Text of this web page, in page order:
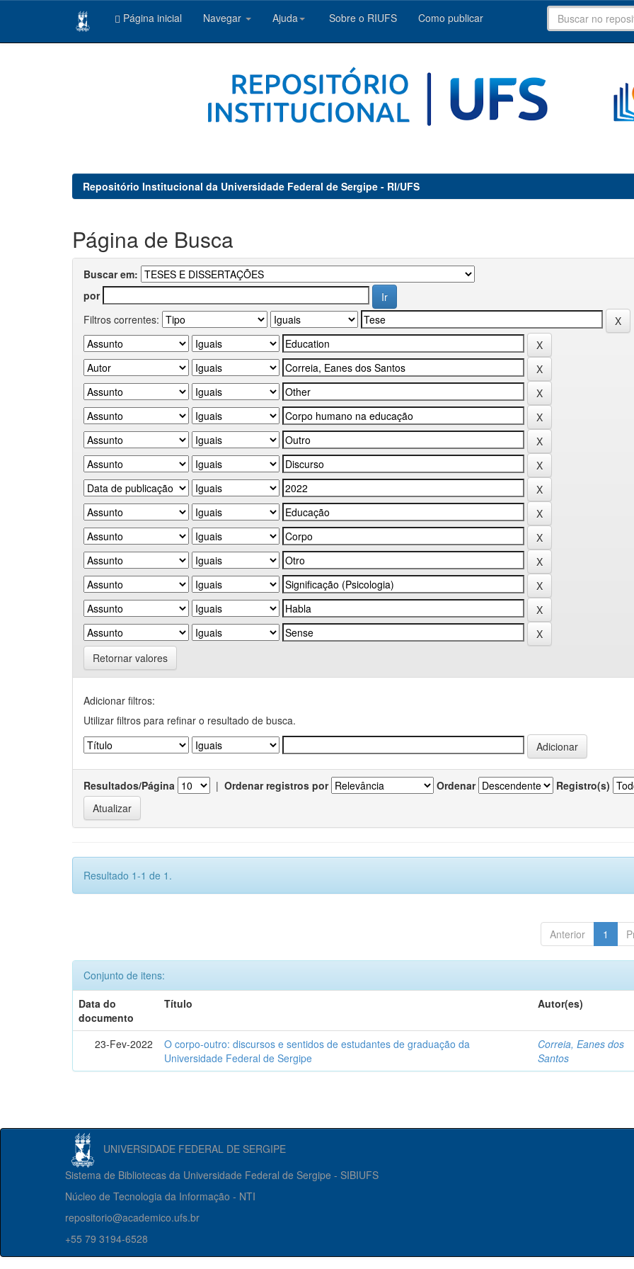
Página inicial Navegar Ajuda Sobre o RIUFS Como publicar
Repositório Institucional da Universidade Federal de Sergipe - RI/UFS
Página de Busca
Buscar em:
por
Filtros correntes:
Retornar valores
Adicionar filtros:
Utilizar filtros para refinar o resultado de busca.
Resultados/Página | Ordenar registros por Ordenar Registro(s)
Resultado 1-1 de 1.
Anterior 1
Conjunto de itens:
Data do
documento
Título Autor(es)
23-Fev-2022
O corpo-outro: discursos e sentidos de estudantes de graduação da
Universidade Federal de Sergipe
Correia, Eanes dos
Santos
UNIVERSIDADE FEDERAL DE SERGIPE
Sistema de Bibliotecas da Universidade Federal de Sergipe - SIBIUFS
Núcleo de Tecnologia da Informação - NTI
repositorio@academico.ufs.br
+55 79 3194-6528